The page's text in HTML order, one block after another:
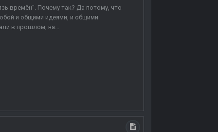
времён". Почему так? Да потому, что
и общими идеями, и общими
в прошлом, на...